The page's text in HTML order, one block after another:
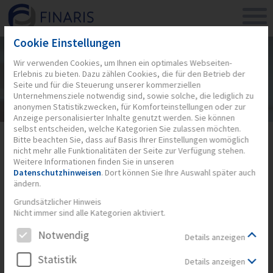
KONFERENZ FÜR SOFTWARE, TEST
UND QUALITÄT (STQ) AM 16.10.2014
Wir laden Sie herzlich ein zur STQ-Konferenz im Oktober in
Baden-Württemberg, auf welcher FINARIS mit einem RapidRep-
Herr Werner Märkl, Geschäftsführer der FINARIS, und Herr Hans-
Peter Möller, Senior Projektmanager der DekaBank, werden um
12:00 Uhr im Track 2 einen Vortrag zum Thema „Konstruktive und
Cookie Einstellungen
Wir verwenden Cookies, um Ihnen ein optimales Webseiten-
Erlebnis zu bieten. Dazu zählen Cookies, die für den Betrieb der
Seite und für die Steuerung unserer kommerziellen
Unternehmensziele notwendig sind, sowie solche, die lediglich zu
anonymen Statistikzwecken, für Komforteinstellungen oder zur
Anzeige personalisierter Inhalte genutzt werden. Sie können
selbst entscheiden, welche Kategorien Sie zulassen möchten.
Bitte beachten Sie, dass auf Basis Ihrer Einstellungen womöglich
nicht mehr alle Funktionalitäten der Seite zur Verfügung stehen.
Weitere Informationen finden Sie in unseren
Datenschutzhinweisen. Dort können Sie Ihre Auswahl später auch
ändern.
Grundsätzlicher Hinweis
Nicht immer sind alle Kategorien aktiviert.
Notwendig Details anzeigen
Statistik Details anzeigen